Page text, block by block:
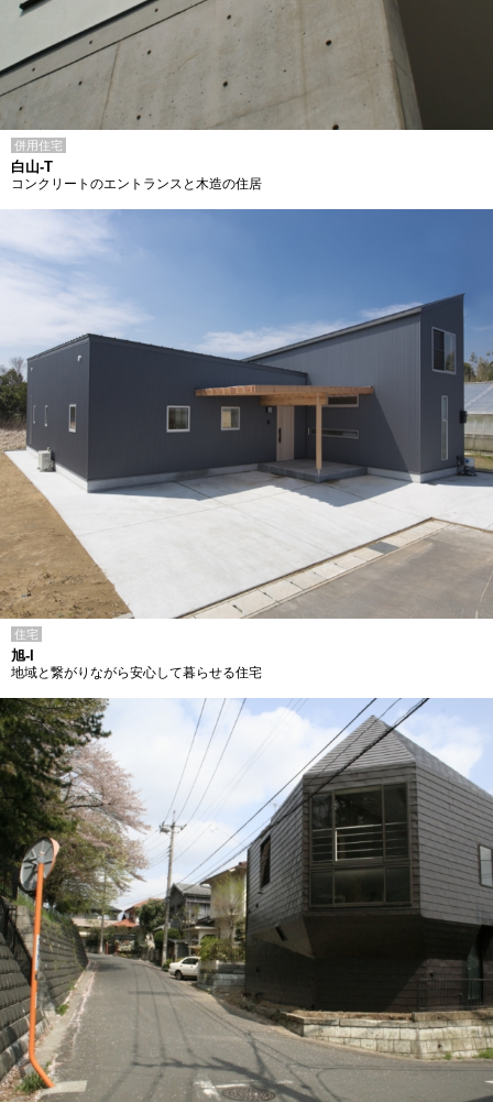
併用住宅
白山-T
コンクリートのエントランスと木造の住居
住宅
旭-I
地域と繋がりながら安心して暮らせる住宅